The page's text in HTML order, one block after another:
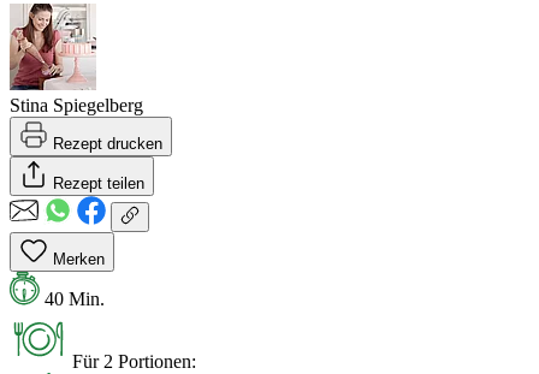
Stina Spiegelberg
Rezept drucken
Rezept teilen
Merken
40 Min.
Für 2 Portionen: